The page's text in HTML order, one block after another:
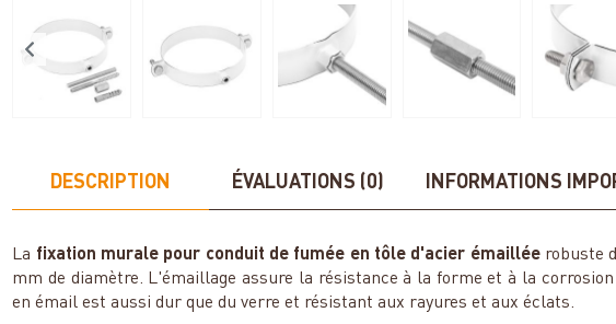
DESCRIPTION ÉVALUATIONS (0) INFORMATIONS
La fixation murale pour conduit de fumée en tôle d'acier émailléerobuste
mm de diamètre. L'émaillage assure la résistance à la forme et à la
en émail est aussi dur que du verre et résistant aux rayures et aux éclats.